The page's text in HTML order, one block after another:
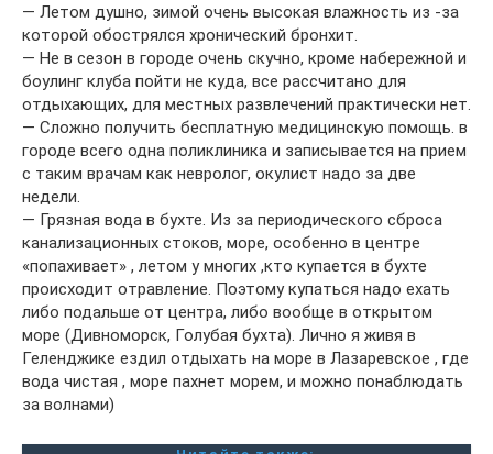
— Летом душно, зимой очень высокая влажность из -за
которой обострялся хронический бронхит.
— Не в сезон в городе очень скучно, кроме набережной и
боулинг клуба пойти не куда, все рассчитано для
отдыхающих, для местных развлечений практически нет.
— Сложно получить бесплатную медицинскую помощь. в
городе всего одна поликлиника и записывается на прием
с таким врачам как невролог, окулист надо за две
недели.
— Грязная вода в бухте. Из за периодического сброса
канализационных стоков, море, особенно в центре
«попахивает» , летом у многих ,кто купается в бухте
происходит отравление. Поэтому купаться надо ехать
либо подальше от центра, либо вообще в открытом
море (Дивноморск, Голубая бухта). Лично я живя в
Геленджике ездил отдыхать на море в Лазаревское , где
вода чистая , море пахнет морем, и можно понаблюдать
за волнами)